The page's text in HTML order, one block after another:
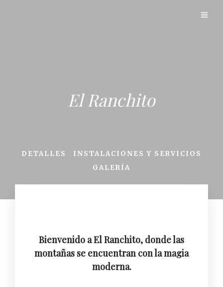
El Ranchito
DETALLES
INSTALACIONES Y SERVICIOS
GALERÍA
Bienvenido a El Ranchito, donde las
montañas se encuentran con la magia
moderna.